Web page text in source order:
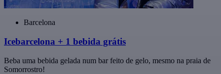
Barcelona
Icebarcelona + 1 bebida grátis
Beba uma bebida gelada num bar feito de gelo, mesmo na praia de
Somorrostro!